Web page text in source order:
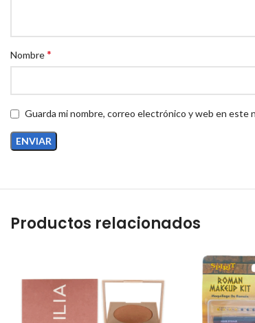
Nombre*
Guarda mi nombre, correo electrónico y web en este
Productos relacionados